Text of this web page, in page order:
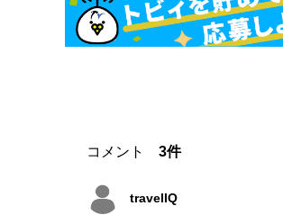
コメント 3件
travelIQ